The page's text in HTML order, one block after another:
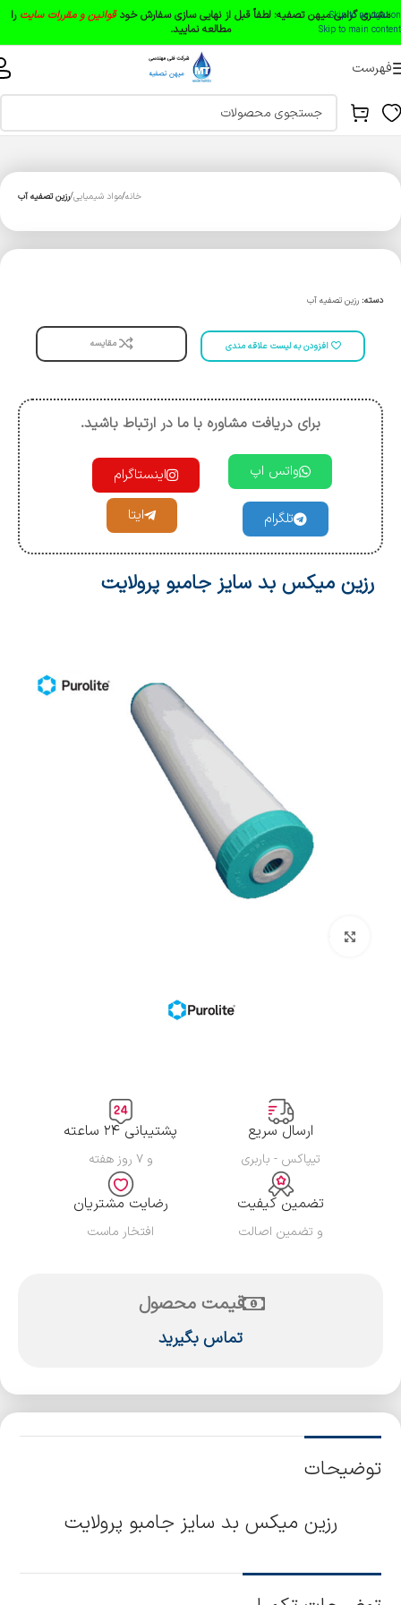
Skip to navigation
Skip to main content
مشتری گرامی میهن تصفیه: لطفاً قبل از نهایی سازی سفارش خودقوانین و مقررات سایت را
مطالعه نمایید.
فهرست
خانه مواد شیمیایی رزین تصفیه آب
دسته: رزین تصفیه آب
افزودن به لیست علاقه مندی مقایسه
برای دریافت مشاوره با ما در ارتباط باشید.
واتس اپ اینستاگرام
تلگرام ایتا
رزین میکس بد سایز جامبو پرولایت
بزرگنمایی تصویر
ارسال سریع
تیپاکس - باربری
پشتیبانی ۲۴ ساعته
و ۷ روز هفته
تضمین کیفیت
و تضمین اصالت
رضایت مشتریان
افتخار ماست
قیمت محصول
تماس بگیرید
توضیحات
رزین میکس بد سایز جامبو پرولایت